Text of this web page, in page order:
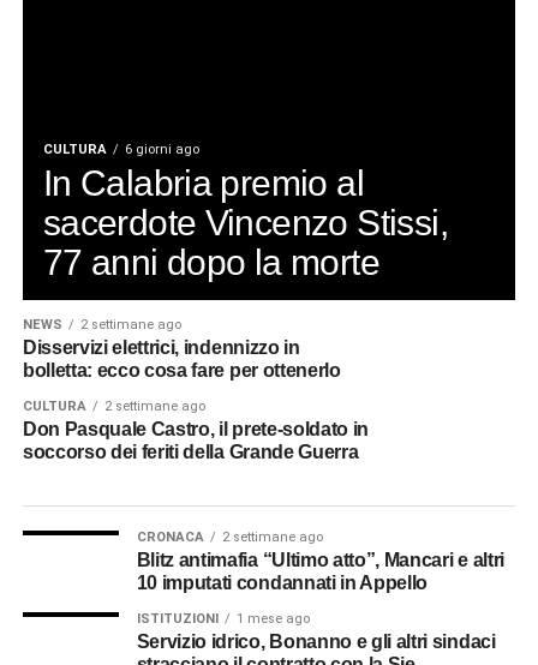
Le fonti ricordano che seguì la Brigata con coraggio e
dedizione, ricevendo gli encomi dei superiori e
l’onorificenza di Cavaliere della Corona d’Italia. Eppure,
dopo aver ricostruito date, incarichi e riconoscimenti, resta
qualcosa che gli archivi non riescono a raccontare. Il
silenzio. È il silenzio di una generazione che tornò dalla
guerra portando dentro di sé esperienze troppo dolorose
per essere facilmente condivise. Le carte militari
registrano gli spostamenti. Le decorazioni attestano il
valore. Ma raramente queste cose lasciano intravedere
ciò che quei sacerdoti videro, ascoltarono e custodirono
Maestro elementare e parroco
in Calabria
Don Vincenzo sopravvisse al conflitto. Nel 1919 conseguì
CULTURA 6 giorni ago
In Calabria premio al
sacerdote Vincenzo Stissi,
77 anni dopo la morte
NEWS 2 settimane ago
Disservizi elettrici, indennizzo in
bolletta: ecco cosa fare per ottenerlo
CULTURA 2 settimane ago
Don Pasquale Castro, il prete-soldato in
soccorso dei feriti della Grande Guerra
CRONACA 2 settimane ago
Blitz antimafia “Ultimo atto”, Mancari e altri
10 imputati condannati in Appello
ISTITUZIONI 1 mese ago
Servizio idrico, Bonanno e gli altri sindaci